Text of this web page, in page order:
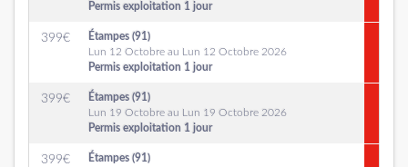
Permis exploitation 1 jour
399€
Étampes (91)
Lun 12 Octobre au Lun 12 Octobre 2026
Permis exploitation 1 jour
399€
Étampes (91)
Lun 19 Octobre au Lun 19 Octobre 2026
Permis exploitation 1 jour
399€
Étampes (91)